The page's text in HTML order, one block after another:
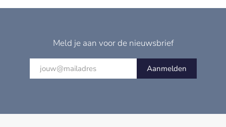
Meld je aan voor de nieuwsbrief
Aanmelden